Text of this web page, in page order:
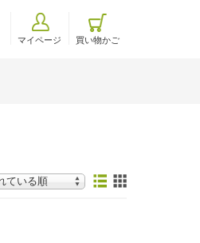
マイページ 買い物かご